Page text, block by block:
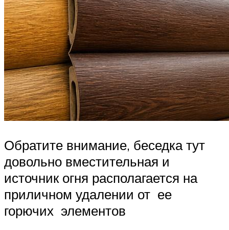
Обратите внимание, беседка тут
довольно вместительная и
источник огня располагается на
приличном удалении от ее
горючих элементов